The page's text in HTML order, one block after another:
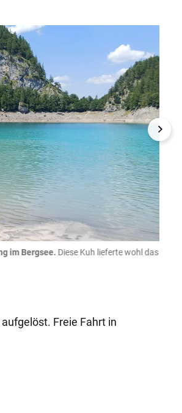
im Bergsee. Diese Kuh lieferte wohl das
Freie Fahrt in